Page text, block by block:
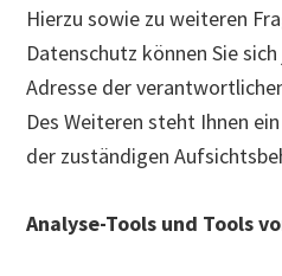
Hierzu sowie zu weiteren
Datenschutz können Sie
Adresse der
Des Weiteren steht Ihnen
der zuständigen
Analyse-Tools und Tools